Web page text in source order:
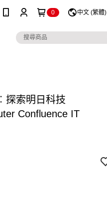
0 中文 (繁體)
探索明日科技
Confluence IT